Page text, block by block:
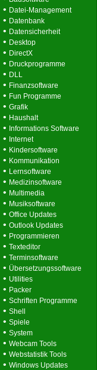
• Datei-Management
• Datenbank
• Datensicherheit
• Desktop
• DirectX
• Druckprogramme
• DLL
• Finanzsoftware
• Fun Programme
• Grafik
• Haushalt
• Informations Software
• Internet
• Kindersoftware
• Kommunikation
• Lernsoftware
• Medizinsoftware
• Multimedia
• Musiksoftware
• Office Updates
• Outlook Updates
• Programmieren
• Texteditor
• Terminsoftware
• Übersetzungssoftware
• Utilities
• Packer
• Schriften Programme
• Shell
• Spiele
• System
• Webcam Tools
• Webstatistik Tools
• Windows Updates